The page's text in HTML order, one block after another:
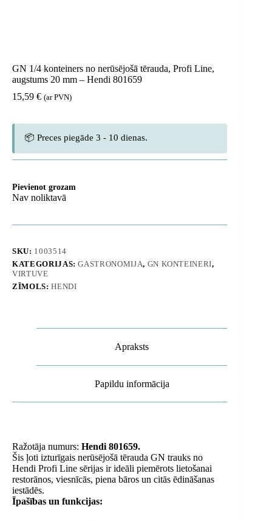
GN 1/4 konteiners no nerūsējošā tērauda, ​​Profi Line,
augstums 20 mm – Hendi 801659
15,59 € (ar PVN)
📦 Preces piegāde 3 - 10 dienas.
Pievienot grozam
Nav noliktavā
SKU: 1003514
KATEGORIJAS:GASTRONOMIJA, GN KONTEINERI,
VIRTUVE
ZĪMOLS:HENDI
Apraksts
Papildu informācija
Ražotāja numurs: Hendi 801659.
Šis ļoti izturīgais nerūsējošā tērauda GN trauks no
Hendi Profi Line sērijas ir ideāli piemērots lietošanai
restorānos, viesnīcās, piena bāros un citās ēdināšanas
iestādēs.
Īpašības un funkcijas: